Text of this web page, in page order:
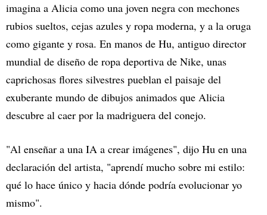
imagina a Alicia como una joven negra con mechones
rubios sueltos, cejas azules y ropa moderna, y a la oruga
como gigante y rosa. En manos de Hu, antiguo director
mundial de diseño de ropa deportiva de Nike, unas
caprichosas flores silvestres pueblan el paisaje del
exuberante mundo de dibujos animados que Alicia
descubre al caer por la madriguera del conejo.
"Al enseñar a una IA a crear imágenes", dijo Hu en una
declaración del artista, "aprendí mucho sobre mi estilo:
qué lo hace único y hacia dónde podría evolucionar yo
mismo".